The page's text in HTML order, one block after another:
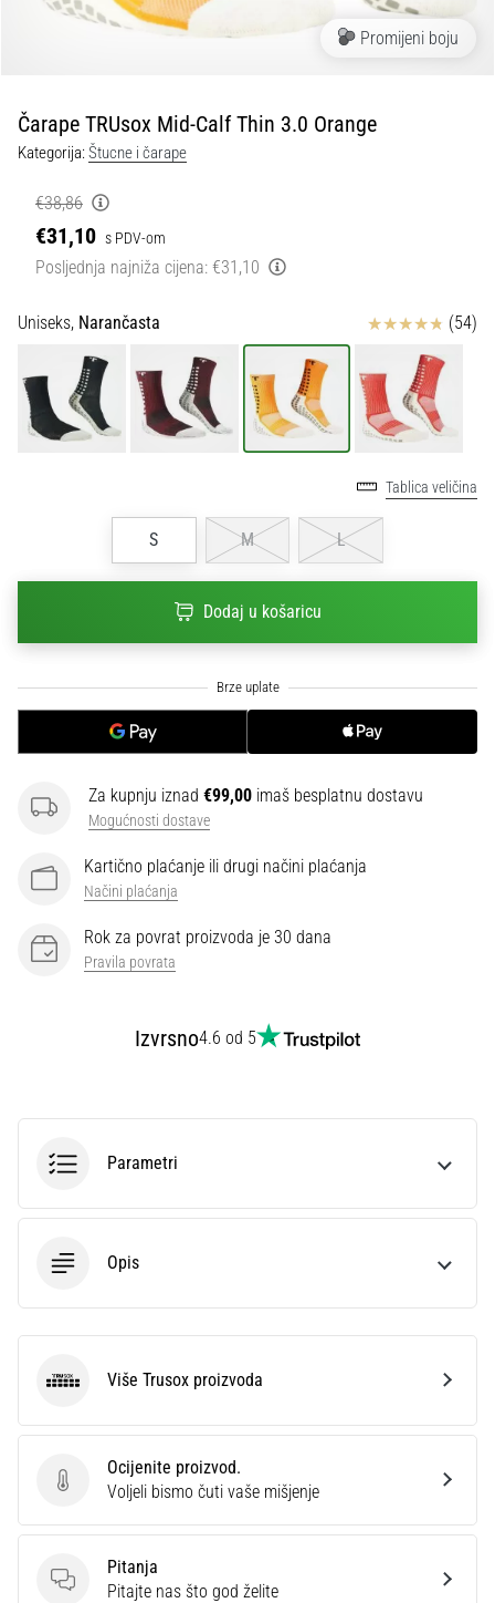
tisak
1. 7. 2025
1 min. čitanja
Play
for
Victories
se
za
ženski
i
i
PUMA.
dio
utakmice,
sve
članke
Promijeni boju
Čarape TRUsox Mid-Calf Thin 3.0 Orange
Kategorija:Štucne i čarape
€38,86
€31,10 s PDV-om
Posljednja najniža cijena: €31,10
Uniseks, Narančasta Ocjena proizvoda
(54)
Tablica veličina
S M L
Dodaj u košaricu
Za kupnju iznad €99,00 imaš besplatnu dostavu
Mogućnosti dostave
Kartično plaćanje ili drugi načini plaćanja
Načini plaćanja
Rok za povrat proizvoda je 30 dana
Pravila povrata
Izvrsno4.6 od 5
Parametri
Opis
Ocijenite proizvod.
Ocijenite proizvod.
Voljeli bismo čuti vaše mišjenje
Pitanja
Pitanja
Pitajte nas što god želite
Trusox Više Trusox proizvoda